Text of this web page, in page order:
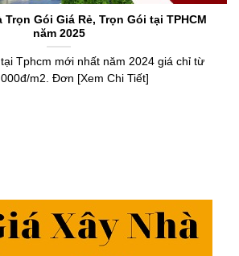
Trọn Gói Giá Rẻ, Trọn Gói tại TPHCM
năm 2025
Tphcm mới nhất năm 2024 giá chỉ từ
m2. Đơn [Xem Chi Tiết]